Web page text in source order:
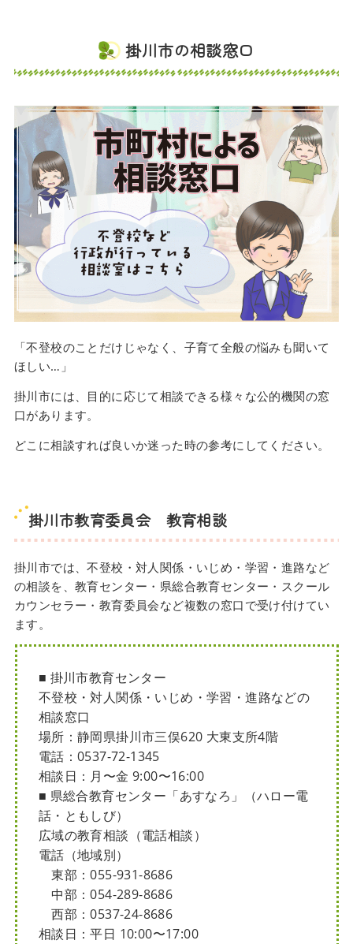
掛川市の相談窓口
「不登校のことだけじゃなく、子育て全般の悩みも聞いて
ほしい…」
掛川市には、目的に応じて相談できる様々な公的機関の窓
口があります。
どこに相談すれば良いか迷った時の参考にしてください。
掛川市教育委員会 教育相談
掛川市では、不登校・対人関係・いじめ・学習・進路など
の相談を、教育センター・県総合教育センター・スクール
カウンセラー・教育委員会など複数の窓口で受け付けてい
ます。
■ 掛川市教育センター
不登校・対人関係・いじめ・学習・進路などの
相談窓口
場所：静岡県掛川市三俣620 大東支所4階
電話：0537-72-1345
相談日：月〜金 9:00〜16:00
■ 県総合教育センター「あすなろ」（ハロー電
話・ともしび）
広域の教育相談（電話相談）
電話（地域別）
東部：055-931-8686
中部：054-289-8686
西部：0537-24-8686
相談日：平日 10:00〜17:00